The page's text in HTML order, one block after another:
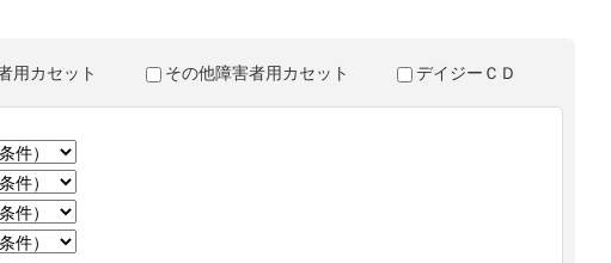
用カセット その他障害者用カセット デイジーＣＤ